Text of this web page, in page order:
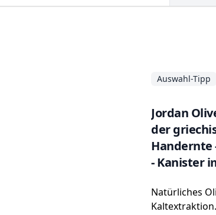
Jordan
der
Handernte
- Kanister
Auswahl-Tipp
Natürliches